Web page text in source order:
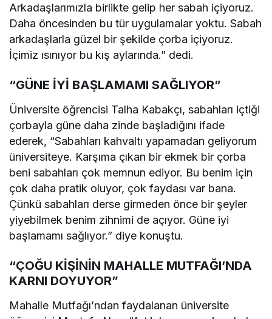
Arkadaşlarımızla birlikte gelip her sabah içiyoruz.
Daha öncesinden bu tür uygulamalar yoktu. Sabah
arkadaşlarla güzel bir şekilde çorba içiyoruz.
İçimiz ısınıyor bu kış aylarında.” dedi.
“GÜNE İYİ BAŞLAMAMI SAĞLIYOR”
Üniversite öğrencisi Talha Kabakçı, sabahları içtiği
çorbayla güne daha zinde başladığını ifade
ederek, “Sabahları kahvaltı yapamadan geliyorum
üniversiteye. Karşıma çıkan bir ekmek bir çorba
beni sabahları çok memnun ediyor. Bu benim için
çok daha pratik oluyor, çok faydası var bana.
Çünkü sabahları derse girmeden önce bir şeyler
yiyebilmek benim zihnimi de açıyor. Güne iyi
başlamamı sağlıyor.” diye konuştu.
“ÇOĞU KİŞİNİN MAHALLE MUTFAĞI’NDA
KARNI DOYUYOR”
Mahalle Mutfağı’ndan faydalanan üniversite